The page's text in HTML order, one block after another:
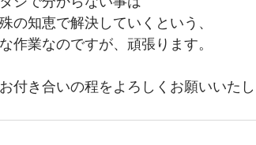
の知恵で解決していくという、
作業なのですが、頑張ります。
付き合いの程をよろしくお願いいたし